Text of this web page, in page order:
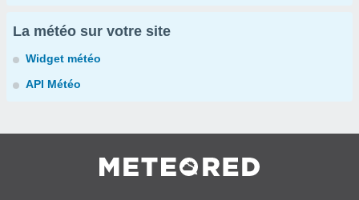
La météo sur votre site
Widget météo
API Météo